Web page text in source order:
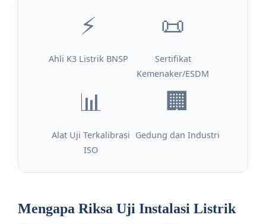
⚡
Ahli K3 Listrik BNSP
📜
Sertifikat
Kemenaker/ESDM
📊
Alat Uji Terkalibrasi
ISO
🏢
Gedung dan Industri
Mengapa Riksa Uji Instalasi Listrik